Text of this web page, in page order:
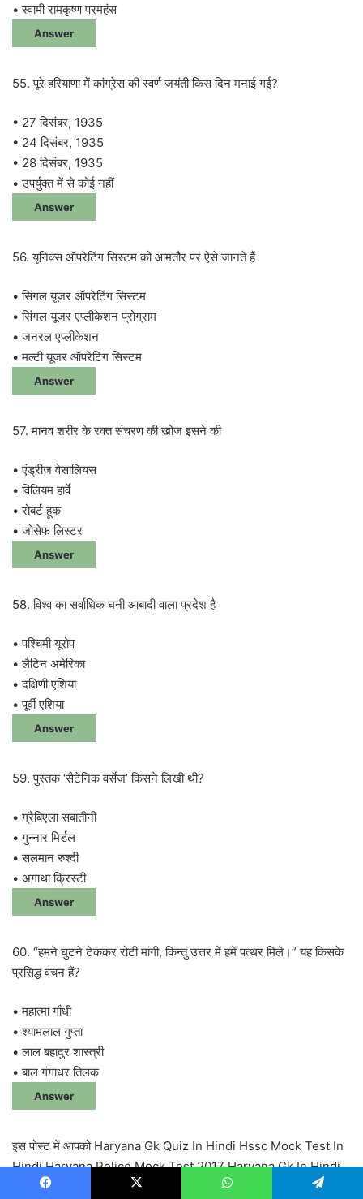
• स्वामी रामकृष्ण परमहंस
Answer
55. पूरे हरियाणा में कांग्रेस की स्वर्ण जयंती किस दिन मनाई गई?
• 27 दिसंबर, 1935
• 24 दिसंबर, 1935
• 28 दिसंबर, 1935
• उपर्युक्त में से कोई नहीं
Answer
56. यूनिक्स ऑपरेटिंग सिस्टम को आमतौर पर ऐसे जानते हैं
• सिंगल यूजर ऑपरेटिंग सिस्टम
• सिंगल यूजर एप्लीकेशन प्रोग्राम
• जनरल एप्लीकेशन
• मल्टी यूजर ऑपरेटिंग सिस्टम
Answer
57. मानव शरीर के रक्त संचरण की खोज इसने की
• एंड्रीज वेसालियस
• विलियम हार्वे
• रोबर्ट हूक
• जोसेफ लिस्टर
Answer
58. विश्व का सर्वाधिक घनी आबादी वाला प्रदेश है
• पश्चिमी यूरोप
• लैटिन अमेरिका
• दक्षिणी एशिया
• पूर्वी एशिया
Answer
59. पुस्तक ‘सैटेनिक वर्सेज’ किसने लिखी थी?
• ग्रैबिएला सबातीनी
• गुन्नार मिर्डल
• सलमान रुश्दी
• अगाथा क्रिस्टी
Answer
60. “हमने घुटने टेककर रोटी मांगी, किन्तु उत्तर में हमें पत्थर मिले।” यह किसके
प्रसिद्ध वचन हैं?
• महात्मा गाँधी
• श्यामलाल गुप्ता
• लाल बहादुर शास्त्री
• बाल गंगाधर तिलक
Answer
इस पोस्ट में आपको Haryana Gk Quiz In Hindi Hssc Mock Test In
Hindi Haryana Police Mock Test 2017 Haryana Gk In Hindi
Download Hssc Online Test In Hindi Haryana Gk For Hssc